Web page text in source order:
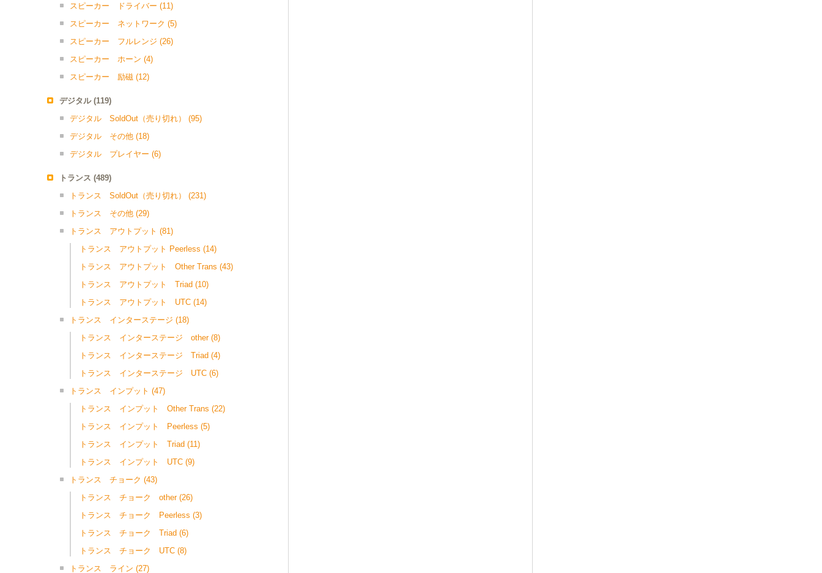
スピーカー ドライバー (11)
スピーカー ネットワーク (5)
スピーカー フルレンジ (26)
スピーカー ホーン (4)
スピーカー 励磁 (12)
デジタル (119)
デジタル SoldOut（売り切れ） (95)
デジタル その他 (18)
デジタル プレイヤー (6)
トランス (489)
トランス SoldOut（売り切れ） (231)
トランス その他 (29)
トランス アウトプット (81)
トランス アウトプット Peerless (14)
トランス アウトプット Other Trans (43)
トランス アウトプット Triad (10)
トランス アウトプット UTC (14)
トランス インターステージ (18)
トランス インターステージ other (8)
トランス インターステージ Triad (4)
トランス インターステージ UTC (6)
トランス インプット (47)
トランス インプット Other Trans (22)
トランス インプット Peerless (5)
トランス インプット Triad (11)
トランス インプット UTC (9)
トランス チョーク (43)
トランス チョーク other (26)
トランス チョーク Peerless (3)
トランス チョーク Triad (6)
トランス チョーク UTC (8)
トランス ライン (27)